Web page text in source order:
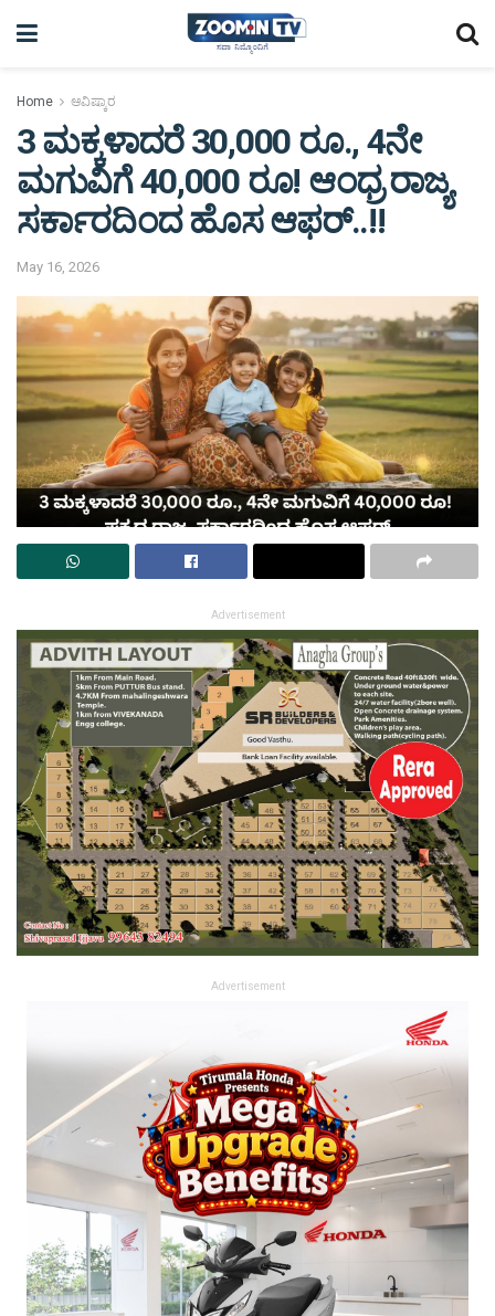
Home ಆವಿಷ್ಕಾರ
3 ಮಕ್ಕಳಾದರೆ 30,000 ರೂ., 4ನೇ
ಮಗುವಿಗೆ 40,000 ರೂ! ಆಂಧ್ರ ರಾಜ್ಯ
ಸರ್ಕಾರದಿಂದ ಹೊಸ ಆಫರ್..!!
May 16, 2026
Advertisement
Advertisement